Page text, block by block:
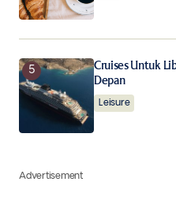
Cruises Untuk
Depan
Leisure
Advertisement